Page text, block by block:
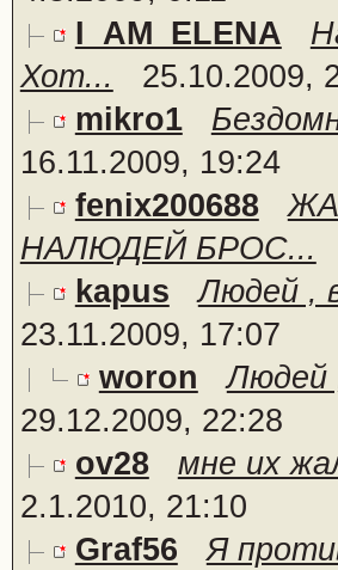
I_AM_ELENA
Хот...
25.10.2009,
mikro1
16.11.2009, 19:24
fenix200688
НАЛЮДЕЙ БРОС...
kapus
Людей ,
23.11.2009, 17:07
woron
Людей
29.12.2009, 22:28
ov28
мне их
2.1.2010, 21:10
Graf56
Я